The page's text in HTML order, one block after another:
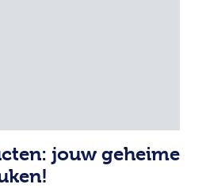
jouw geheime